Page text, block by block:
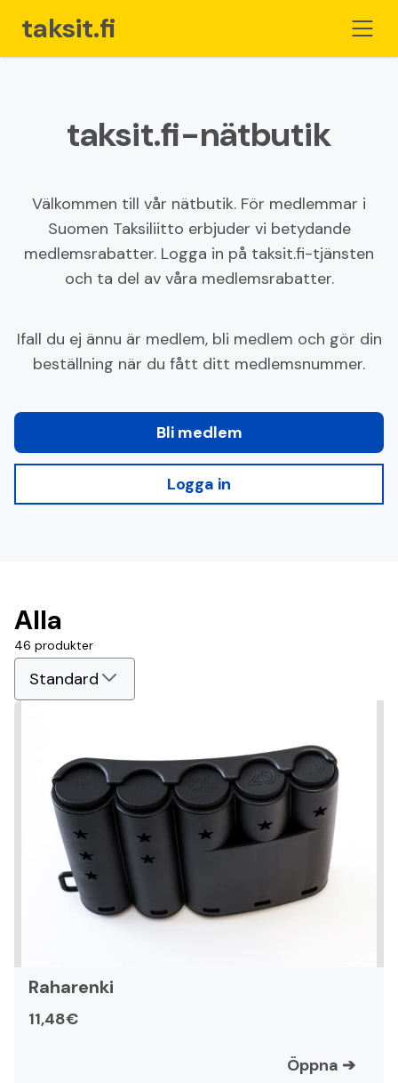
taksit.fi
Hemsida
Butik
Bli medlem
Logga in
taksit.fi-nätbutik
Välkommen till vår nätbutik. För medlemmar i
Suomen Taksiliitto erbjuder vi betydande
medlemsrabatter. Logga in på taksit.fi-tjänsten
och ta del av våra medlemsrabatter.
Ifall du ej ännu är medlem, bli medlem och gör din
beställning när du fått ditt medlemsnummer.
Bli medlem
Logga in
Alla
46 produkter
Standard
Raharenki
11,48€
Öppna ➔